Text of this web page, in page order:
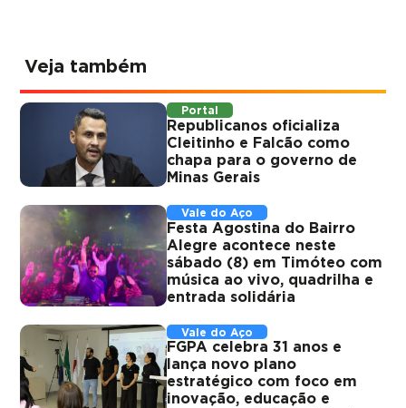
Veja também
Portal
Republicanos oficializa
Cleitinho e Falcão como
chapa para o governo de
Minas Gerais
Vale do Aço
Festa Agostina do Bairro
Alegre acontece neste
sábado (8) em Timóteo com
música ao vivo, quadrilha e
entrada solidária
Vale do Aço
FGPA celebra 31 anos e
lança novo plano
estratégico com foco em
inovação, educação e